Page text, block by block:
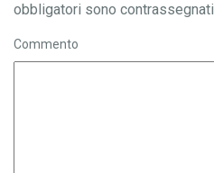
obbligatori sono contrassegnati
Commento